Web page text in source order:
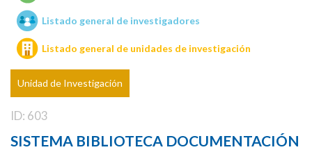
Unidades de investigación
Listado general de investigadores
Listado general de unidades de investigación
Unidad de Investigación
ID: 603
SISTEMA BIBLIOTECA DOCUMENTACIÓN